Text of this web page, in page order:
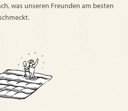
was unseren Freunden am besten